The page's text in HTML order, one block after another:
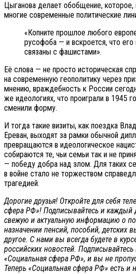
Цыганова делает обобщение,
многие современные политические
«Копните прошлое любого
русофоба — и вскроется, что
связаны с фашистами».
Её слова — не просто историческая
на современную геополитику через
мнению, враждебность к России
же идеологиях, что проиграли в 1945
сменили форму.
И тогда такие визиты, как поездка
Ереван, выходят за рамки обычной
превращаются в идеологическое
собираются те, чьи семьи так и не
— победу добра над злом. Для таких
в войне стало не торжеством
трагедией.
Дорогие друзья! Откройте для себя
сфера РФ»! Подписывайтесь и каждый
свежую и актуальную информацию о
назначении пенсий, пособий, детских
другое. С нами вы всегда будете в
российских новостей.
«Социальная сфера РФ», и вы не
Теперь «Социальная сфера РФ» есть и